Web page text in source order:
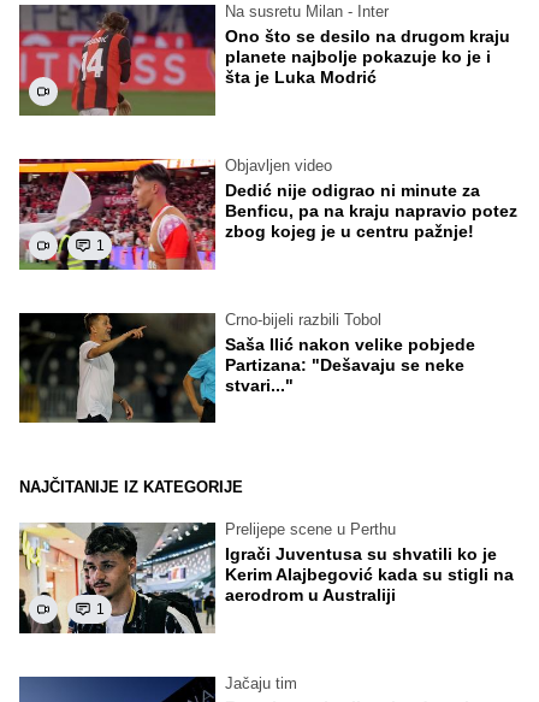
Na susretu Milan - Inter
Ono što se desilo na drugom kraju
planete najbolje pokazuje ko je i
šta je Luka Modrić
1
Objavljen video
Dedić nije odigrao ni minute za
Benficu, pa na kraju napravio potez
zbog kojeg je u centru pažnje!
Crno-bijeli razbili Tobol
Saša Ilić nakon velike pobjede
Partizana: "Dešavaju se neke
stvari..."
NAJČITANIJE IZ KATEGORIJE
1
Prelijepe scene u Perthu
Igrači Juventusa su shvatili ko je
Kerim Alajbegović kada su stigli na
aerodrom u Australiji
Jačaju tim